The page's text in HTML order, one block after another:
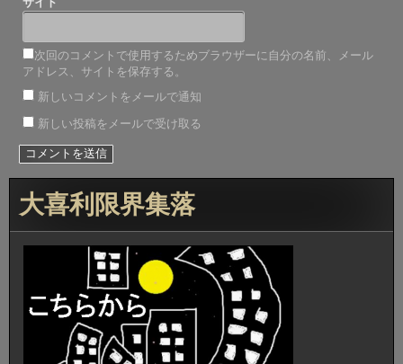
次回のコメントで使用するためブラウザーに自分の名前、メール
アドレス、サイトを保存する。
新しいコメントをメールで通知
新しい投稿をメールで受け取る
大喜利限界集落